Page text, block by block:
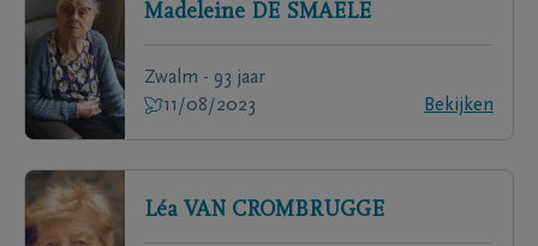
Madeleine DE SMAELE
Zwalm - 93 jaar
11/08/2023
Bekijken
Léa VAN CROMBRUGGE